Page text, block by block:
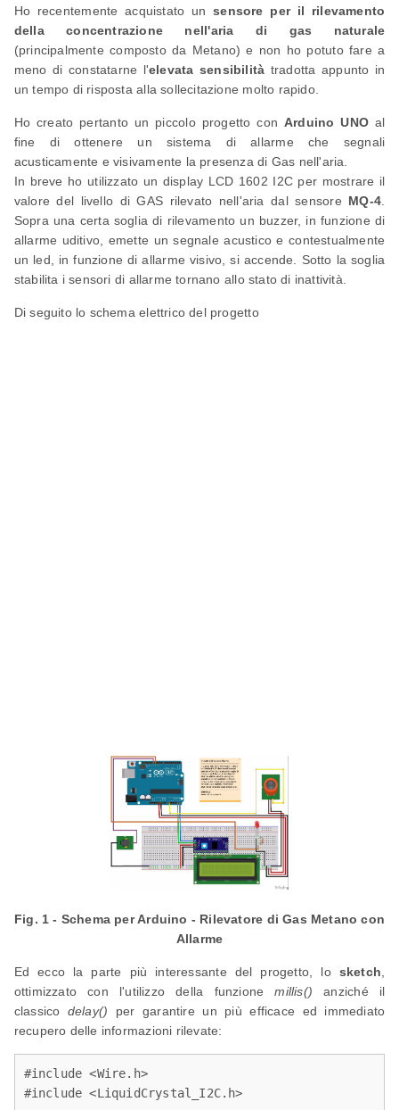
Ho recentemente acquistato unsensore per il rilevamento
della concentrazione nell'aria di gas naturale
(principalmente composto da Metano) e non ho potuto fare a
meno di constatarne l'elevata sensibilità tradotta appunto in
un tempo di risposta alla sollecitazione molto rapido.
Ho creato pertanto un piccolo progetto con Arduino UNOal
fine di ottenere un sistema di allarme che segnali
acusticamente e visivamente la presenza di Gas nell'aria.
In breve ho utilizzato un display LCD 1602 I2C per mostrare il
valore del livello di GAS rilevato nell'aria dal sensore MQ-4
Sopra una certa soglia di rilevamento un buzzer, in funzione di
allarme uditivo, emette un segnale acustico e contestualmente
un led, in funzione di allarme visivo, si accende. Sotto la soglia
stabilita i sensori di allarme tornano allo stato di inattività.
Di seguito lo schema elettrico del progetto
Fig. 1 - Schema per Arduino - Rilevatore di Gas Metano con
Allarme
Ed ecco la parte più interessante del progetto, lo sketch
ottimizzato con l'utilizzo della funzionemillis() anziché il
classico delay() per garantire un più efficace ed immediato
recupero delle informazioni rilevate:
#include <Wire.h>
#include <LiquidCrystal_I2C.h>